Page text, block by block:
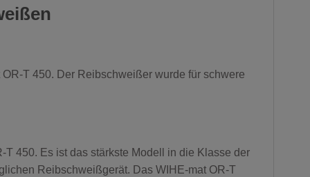
T 450. Der Reibschweißer wurde für schwere
450. Es ist das stärkste Modell in die Klasse der
Reibschweißgerät. Das WIHE-mat OR-T